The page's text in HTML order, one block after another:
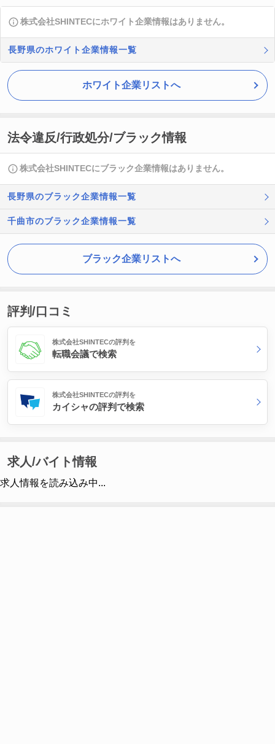
株式会社SHINTECにホワイト企業情報はありません。
長野県のホワイト企業情報一覧
ホワイト企業リストへ
法令違反/行政処分/ブラック情報
株式会社SHINTECにブラック企業情報はありません。
長野県のブラック企業情報一覧
千曲市のブラック企業情報一覧
ブラック企業リストへ
評判/口コミ
株式会社SHINTECの評判を
転職会議で検索
株式会社SHINTECの評判を
カイシャの評判で検索
求人/バイト情報
求人情報を読み込み中...